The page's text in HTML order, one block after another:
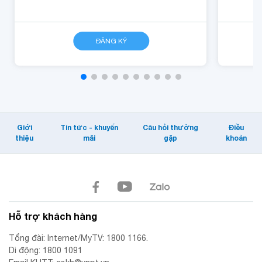
ĐĂNG KÝ
Giới
thiệu
Tin tức - khuyến
mãi
Câu hỏi thường
gặp
Điều
khoản
Hỗ trợ khách hàng
Tổng đài: Internet/MyTV: 1800 1166.
Di động: 1800 1091